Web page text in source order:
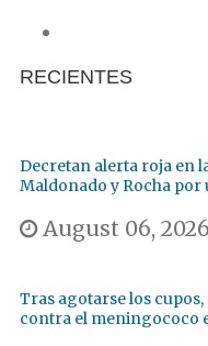
RECIENTES
Decretan alerta roja en
Maldonado y Rocha
August 06, 2026
Tras agotarse los
contra el meningococo